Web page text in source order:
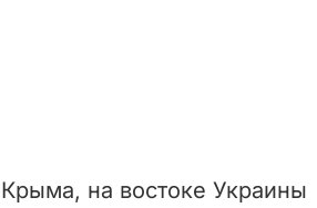
на востоке Украины